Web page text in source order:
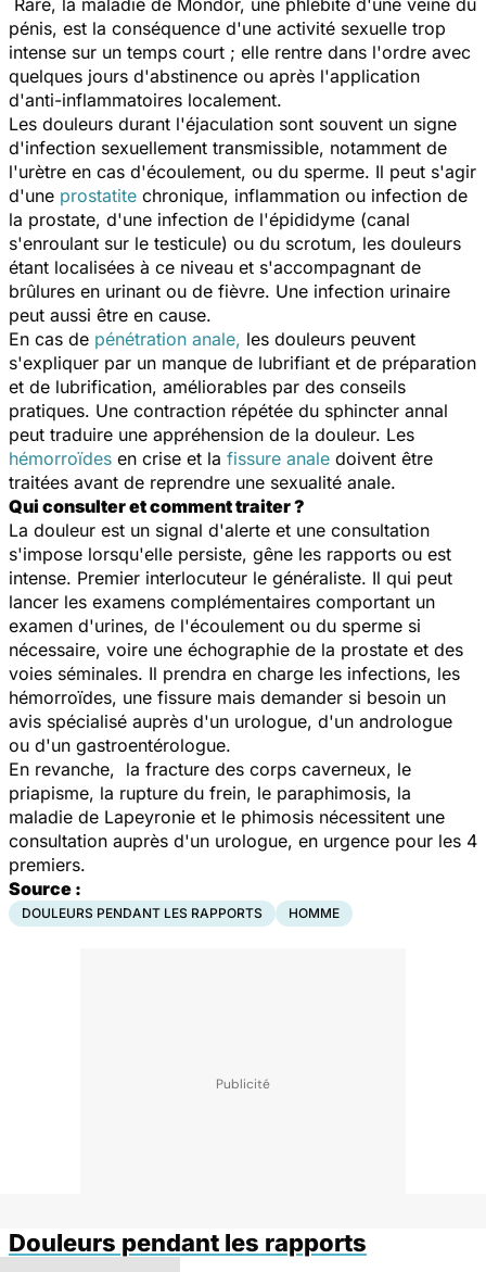
pénis, est la conséquence d'une activité sexuelle trop
intense sur un temps court ; elle rentre dans l'ordre avec
quelques jours d'abstinence ou après l'application
d'anti-inflammatoires localement.
Les douleurs durant l'éjaculation sont souvent un signe
d'infection sexuellement transmissible, notamment de
l'urètre en cas d'écoulement, ou du sperme. Il peut s'agir
d'une prostatite chronique, inflammation ou infection de
la prostate, d'une infection de l'épididyme (canal
s'enroulant sur le testicule) ou du scrotum, les douleurs
étant localisées à ce niveau et s'accompagnant de
brûlures en urinant ou de fièvre. Une infection urinaire
peut aussi être en cause.
En cas de pénétration anale, les douleurs peuvent
s'expliquer par un manque de lubrifiant et de préparation
et de lubrification, améliorables par des conseils
pratiques. Une contraction répétée du sphincter annal
peut traduire une appréhension de la douleur. Les
hémorroïdes en crise et la fissure anale doivent être
traitées avant de reprendre une sexualité anale.
Qui consulter et comment traiter ?
La douleur est un signal d'alerte et une consultation
s'impose lorsqu'elle persiste, gêne les rapports ou est
intense. Premier interlocuteur le généraliste. Il qui peut
lancer les examens complémentaires comportant un
examen d'urines, de l'écoulement ou du sperme si
nécessaire, voire une échographie de la prostate et des
voies séminales. Il prendra en charge les infections, les
hémorroïdes, une fissure mais demander si besoin un
avis spécialisé auprès d'un urologue, d'un andrologue
ou d'un gastroentérologue.
En revanche, la fracture des corps caverneux, le
priapisme, la rupture du frein, le paraphimosis, la
maladie de Lapeyronie et le phimosis nécessitent une
consultation auprès d'un urologue, en urgence pour les 4
premiers.
Source :
DOULEURS PENDANT LES RAPPORTS HOMME
Douleurs pendant les rapports